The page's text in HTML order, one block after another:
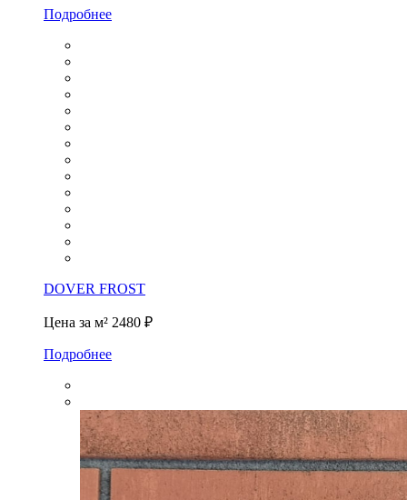
Подробнее
DOVER FROST
Цена за м² 2480 ₽
Подробнее